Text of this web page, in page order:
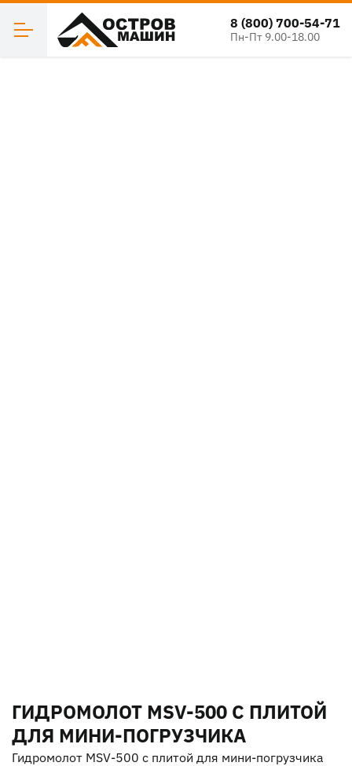
8 (800) 700-54-71
Пн-Пт 9.00-18.00
ГИДРОМОЛОТ MSV-500 С ПЛИТОЙ
ДЛЯ МИНИ-ПОГРУЗЧИКА
Гидромолот MSV-500 с плитой для мини-погрузчика